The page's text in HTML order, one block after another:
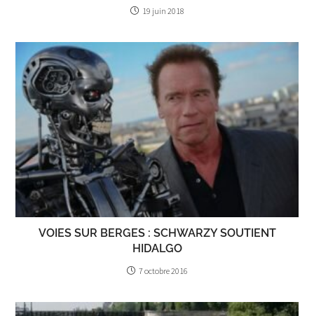
19 juin 2018
VOIES SUR BERGES : SCHWARZY SOUTIENT
HIDALGO
7 octobre 2016